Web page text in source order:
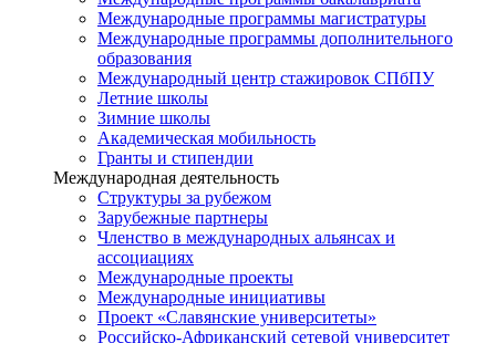
Международные программы магистратуры
Международные программы дополнительного
образования
Международный центр стажировок СПбПУ
Летние школы
Зимние школы
Академическая мобильность
Гранты и стипендии
Международная деятельность
Структуры за рубежом
Зарубежные партнеры
Членство в международных альянсах и
ассоциациях
Международные проекты
Международные инициативы
Проект «Славянские университеты»
Российско-Африканский сетевой университет